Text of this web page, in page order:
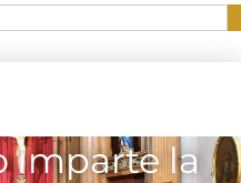
imparte la